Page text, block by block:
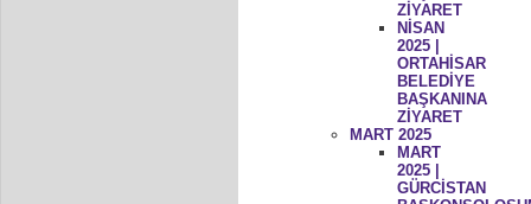
ZİYARET
NİSAN
2025 |
ORTAHİSAR
BELEDİYE
BAŞKANINA
ZİYARET
MART 2025
MART
2025 |
GÜRCİSTAN